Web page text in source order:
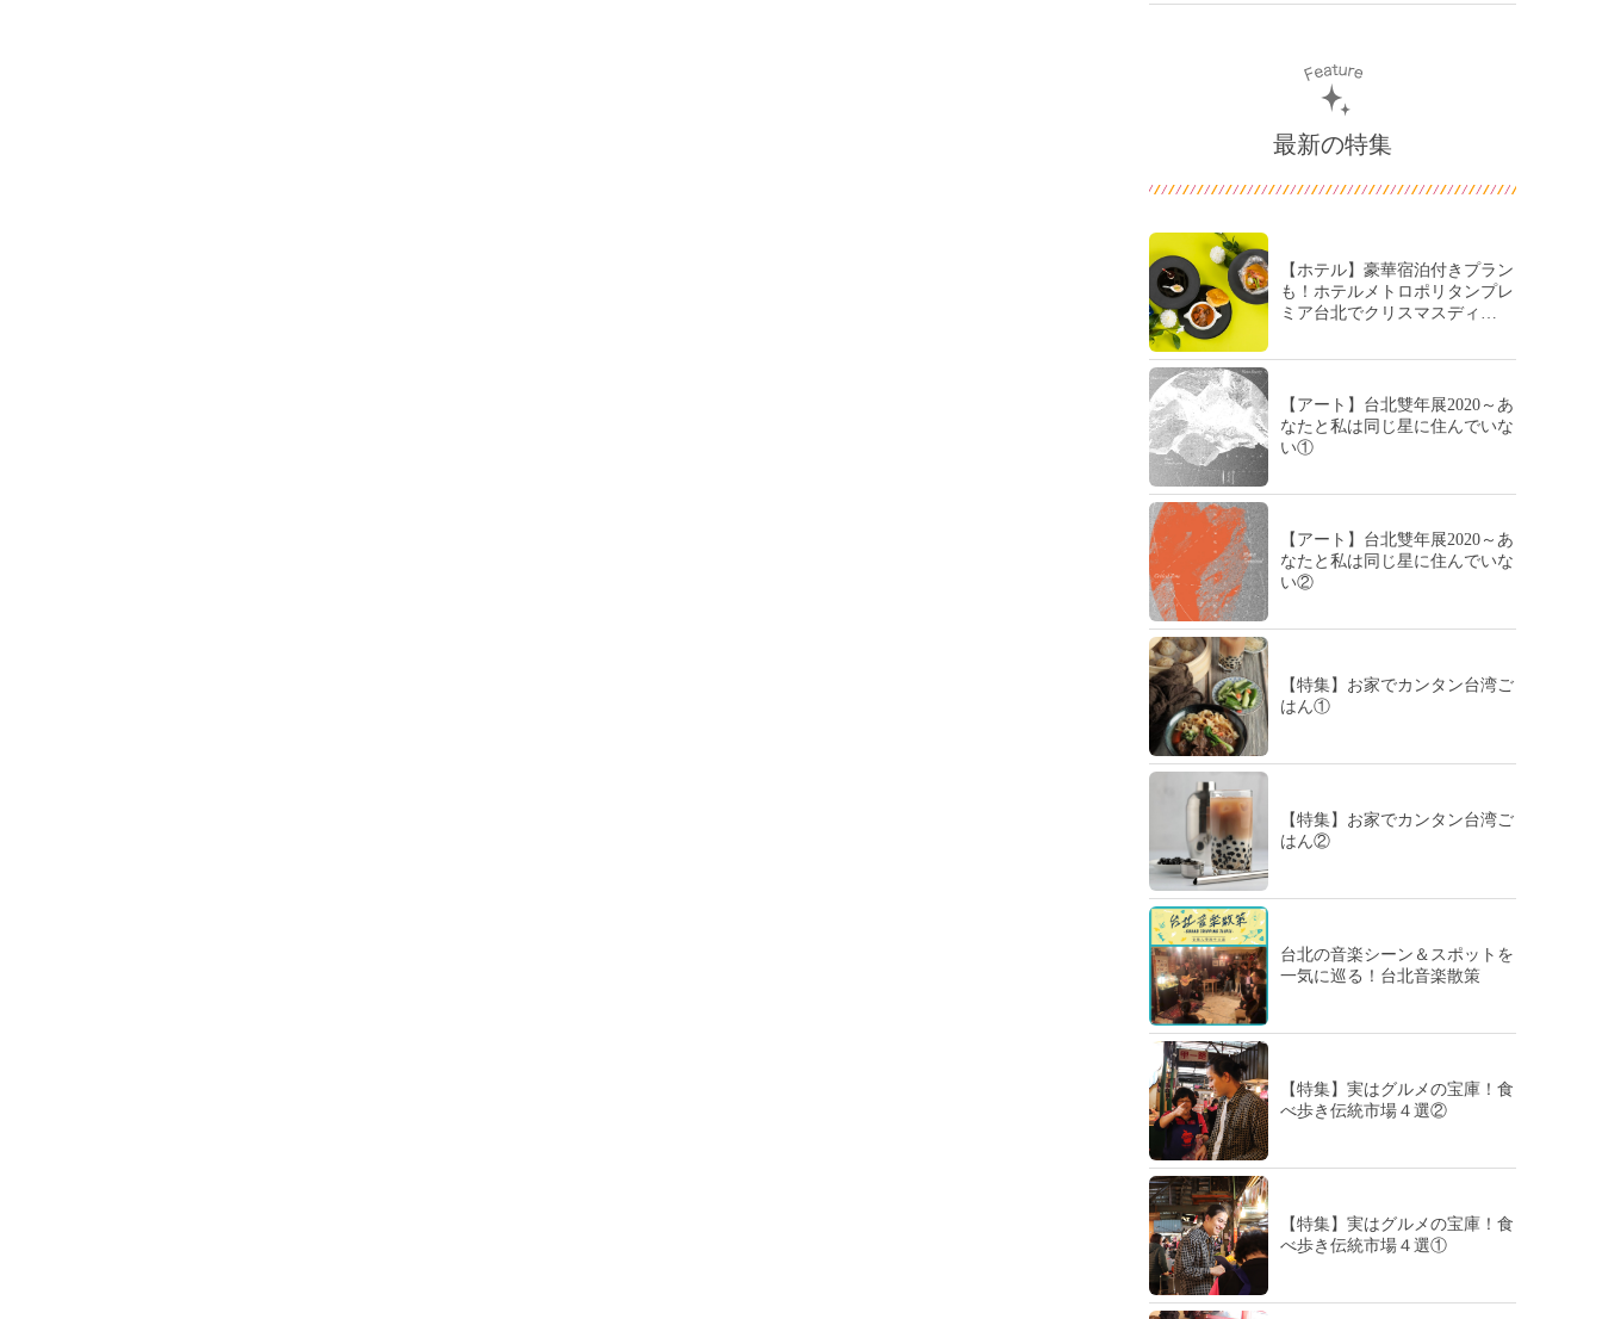
最新の特集
【ホテル】豪華宿泊付きプラン
も！ホテルメトロポリタンプレ
ミア台北でクリスマスディ…
【アート】台北雙年展2020～あ
なたと私は同じ星に住んでいな
い①
【アート】台北雙年展2020～あ
なたと私は同じ星に住んでいな
い②
【特集】お家でカンタン台湾ご
はん①
【特集】お家でカンタン台湾ご
はん②
台北の音楽シーン＆スポットを
一気に巡る！台北音楽散策
【特集】実はグルメの宝庫！食
べ歩き伝統市場４選②
【特集】実はグルメの宝庫！食
べ歩き伝統市場４選①